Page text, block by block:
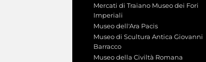
Mercati di Traiano Museo dei Fori
Imperiali
Museo dell'Ara Pacis
Museo di Scultura Antica Giovanni
Barracco
Museo della Civiltà Romana